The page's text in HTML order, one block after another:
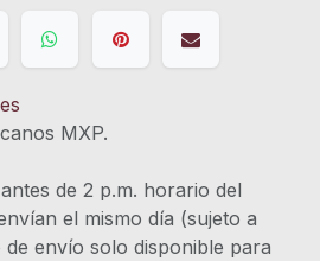
MXP.
IVA
de 2 p.m. horario del
el mismo día (sujeto a
de envío solo disponible para